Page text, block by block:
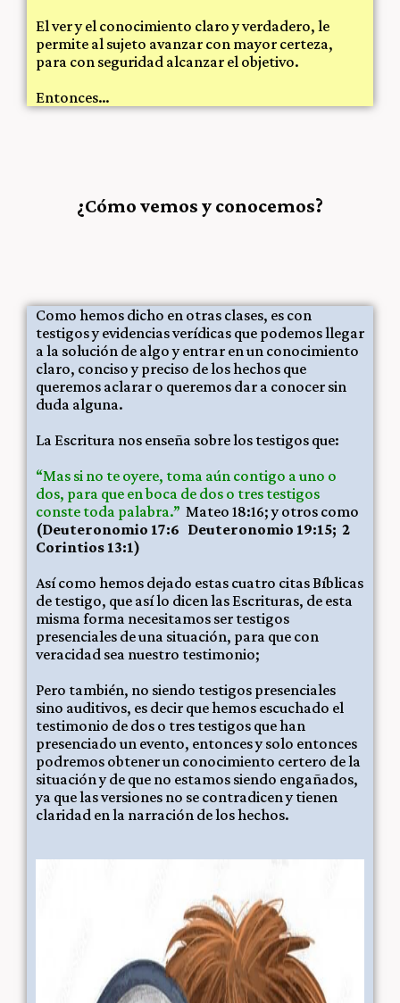
El ver y el conocimiento claro y verdadero, le
permite al sujeto avanzar con mayor certeza,
para con seguridad alcanzar el objetivo.
Entonces…
¿Cómo vemos y conocemos?
Como hemos dicho en otras clases, es con
testigos y evidencias verídicas que podemos llegar
a la solución de algo y entrar en un conocimiento
claro, conciso y preciso de los hechos que
queremos aclarar o queremos dar a conocer sin
duda alguna.
La Escritura nos enseña sobre los testigos que:
“Mas si no te oyere, toma aún contigo a uno o
dos, para que en boca de dos o tres testigos
conste toda palabra.” Mateo 18:16; y otros como
(Deuteronomio 17:6 Deuteronomio 19:15; 2
Corintios 13:1)
Así como hemos dejado estas cuatro citas Bíblicas
de testigo, que así lo dicen las Escrituras, de esta
misma forma necesitamos ser testigos
presenciales de una situación, para que con
veracidad sea nuestro testimonio;
Pero también, no siendo testigos presenciales
sino auditivos, es decir que hemos escuchado el
testimonio de dos o tres testigos que han
presenciado un evento, entonces y solo entonces
podremos obtener un conocimiento certero de la
situación y de que no estamos siendo engañados,
ya que las versiones no se contradicen y tienen
claridad en la narración de los hechos.